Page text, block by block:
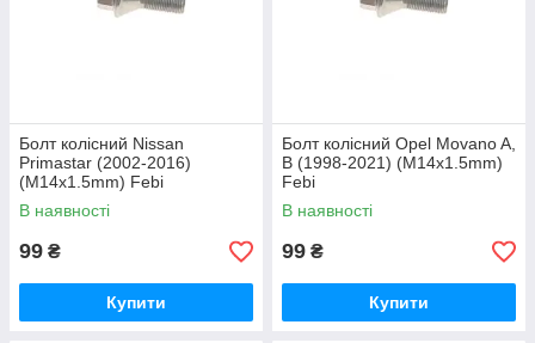
Болт колісний Nissan
Primastar (2002-2016)
(M14x1.5mm) Febi
В наявності
99 ₴
Купити
Болт колісний Opel Movano A,
B (1998-2021) (M14x1.5mm)
Febi
В наявності
99 ₴
Купити